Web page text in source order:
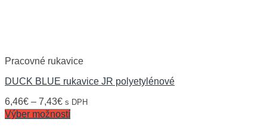
Pracovné rukavice
DUCK BLUE rukavice JR polyetylénové
6,46€ – 7,43€ s DPH
Výber možností